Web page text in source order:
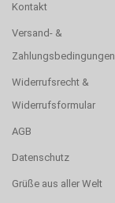
Kontakt
Versand- &
Zahlungsbedingungen
Widerrufsrecht &
Widerrufsformular
AGB
Datenschutz
Grüße aus aller Welt